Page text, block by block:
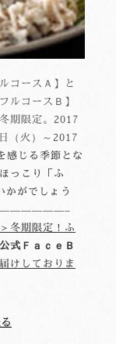
コースＡ】と
ルコースＢ】
期限定。2017
（火）～2017
感じる季節とな
っこり「ふ
かがでしょう
冬期限定！ふ
式ＦａｃｅＢ
けしておりま